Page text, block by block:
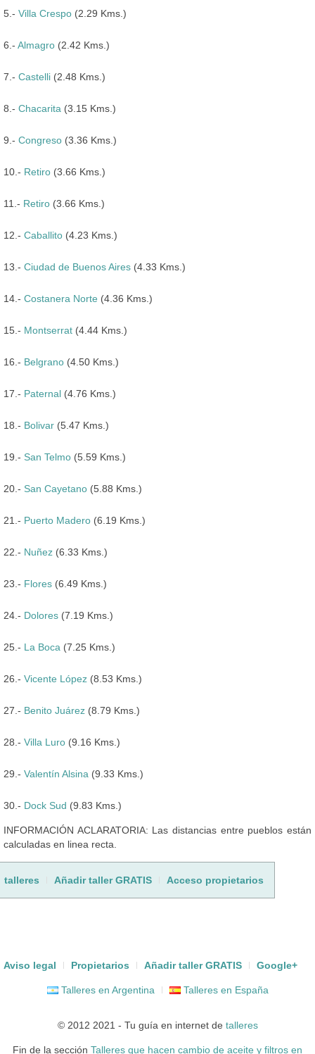
5.- Villa Crespo (2.29 Kms.)
6.- Almagro (2.42 Kms.)
7.- Castelli (2.48 Kms.)
8.- Chacarita (3.15 Kms.)
9.- Congreso (3.36 Kms.)
10.- Retiro (3.66 Kms.)
11.- Retiro (3.66 Kms.)
12.- Caballito (4.23 Kms.)
13.- Ciudad de Buenos Aires (4.33 Kms.)
14.- Costanera Norte (4.36 Kms.)
15.- Montserrat (4.44 Kms.)
16.- Belgrano (4.50 Kms.)
17.- Paternal (4.76 Kms.)
18.- Bolivar (5.47 Kms.)
19.- San Telmo (5.59 Kms.)
20.- San Cayetano (5.88 Kms.)
21.- Puerto Madero (6.19 Kms.)
22.- Nuñez (6.33 Kms.)
23.- Flores (6.49 Kms.)
24.- Dolores (7.19 Kms.)
25.- La Boca (7.25 Kms.)
26.- Vicente López (8.53 Kms.)
27.- Benito Juárez (8.79 Kms.)
28.- Villa Luro (9.16 Kms.)
29.- Valentín Alsina (9.33 Kms.)
30.- Dock Sud (9.83 Kms.)
INFORMACIÓN ACLARATORIA: Las distancias entre pueblos están
calculadas en linea recta.
talleres Añadir taller GRATIS Acceso propietarios
Aviso legal Propietarios Añadir taller GRATIS Google+
Talleres en Argentina Talleres en España
© 2012 2021 - Tu guía en internet de talleres
Fin de la sección Talleres que hacen cambio de aceite y filtros en